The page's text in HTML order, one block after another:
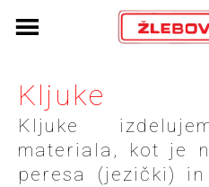
Kljuke
Kljuke
materiala, kot je
peresa (jezički)